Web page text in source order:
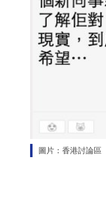
圖片：香港討論區